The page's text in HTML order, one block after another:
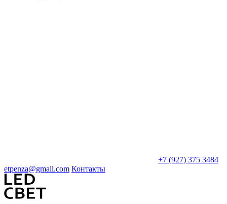
+7 (927) 375 3484
etpenza@gmail.com Контакты